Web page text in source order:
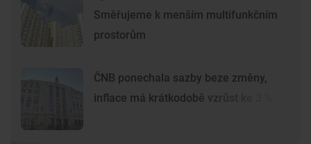
Směřujeme k menším multifunkčním
prostorům
ČNB ponechala sazby beze změny,
inflace má krátkodobě vzrůst ke 3 %